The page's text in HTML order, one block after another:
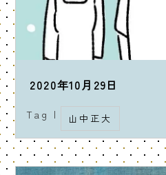
2020年10月29日
Tag | 山中正大